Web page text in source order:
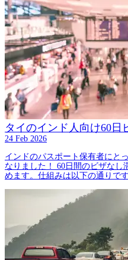
タイのインド人向け60日
24 Feb 2026
インドのパスポート保有者にと
なりました！ 60日間のビザなし
めます。仕組みは以下の通りです